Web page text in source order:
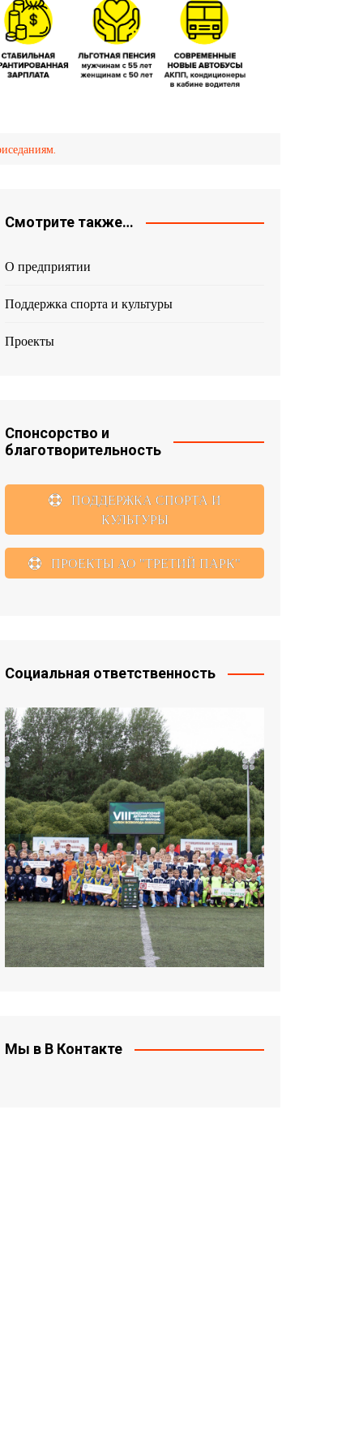
Смотрите также…
О предприятии
Поддержка спорта и культуры
Проекты
Спонсорство и
благотворительность
ПОДДЕРЖКА СПОРТА И
КУЛЬТУРЫ
ПРОЕКТЫ АО "ТРЕТИЙ ПАРК"
Социальная ответственность
Мы в В Контакте